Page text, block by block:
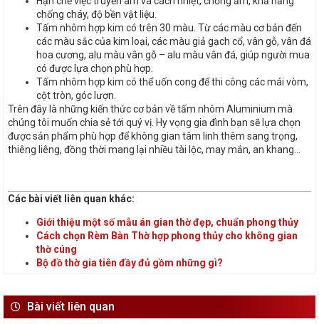
chống cháy, độ bền vật liệu.
Tấm nhôm hợp kim có trên 30 màu. Từ các màu cơ bản đến
các màu sắc của kim loại, các màu giả gạch cổ, vân gỗ, vân đá
hoa cương, alu màu vân gỗ – alu màu vân đá, giúp người mua
có được lựa chọn phù hợp.
Tấm nhôm hợp kim có thể uốn cong để thi công các mái vòm,
cột tròn, góc lượn.
Trên đây là những kiến thức cơ bản về tấm nhôm Aluminium mà
chúng tôi muốn chia sẻ tới quý vị. Hy vọng gia đình bạn sẽ lựa chọn
được sản phẩm phù hợp để không gian tâm linh thêm sang trọng,
thiêng liêng, đồng thời mang lại nhiều tài lộc, may mắn, an khang…
Các bài viết liên quan khác:
Giới thiệu một số mẫu án gian thờ đẹp, chuẩn phong thủy
Cách chọn Rèm Bàn Thờ hợp phong thủy cho không gian
thờ cúng
Bộ đồ thờ gia tiên đầy đủ gồm những gì?
Bài viết liên quan